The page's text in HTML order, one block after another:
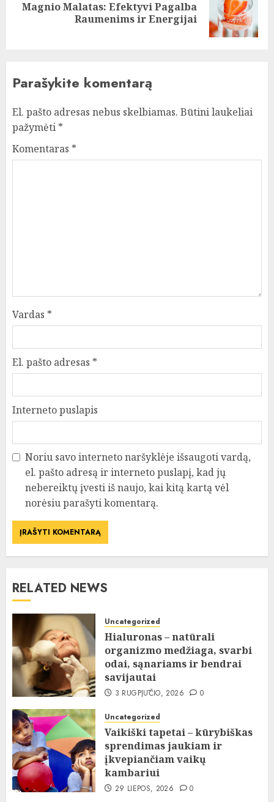
Next
Magnio Malatas: Efektyvi Pagalba
Raumenims ir Energijai
Parašykite komentarą
El. pašto adresas nebus skelbiamas. Būtini laukeliai
pažymėti *
Komentaras *
Vardas *
El. pašto adresas *
Interneto puslapis
Noriu savo interneto naršyklėje išsaugoti vardą,
el. pašto adresą ir interneto puslapį, kad jų
nebereiktų įvesti iš naujo, kai kitą kartą vėl
norėsiu parašyti komentarą.
RELATED NEWS
Uncategorized
Hialuronas – natūrali
organizmo medžiaga, svarbi
odai, sąnariams ir bendrai
savijautai
3 RUGPJŪČIO, 2026 0
Uncategorized
Vaikiški tapetai – kūrybiškas
sprendimas jaukiam ir
įkvepiančiam vaikų
kambariui
29 LIEPOS, 2026 0